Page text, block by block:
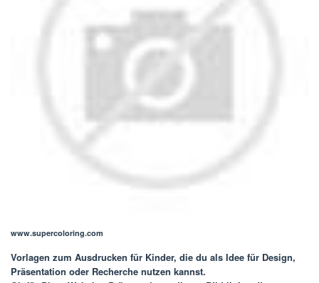
www.supercoloring.com
Vorlagen zum Ausdrucken für Kinder, die du als Idee für Design,
Präsentation oder Recherche nutzen kannst.